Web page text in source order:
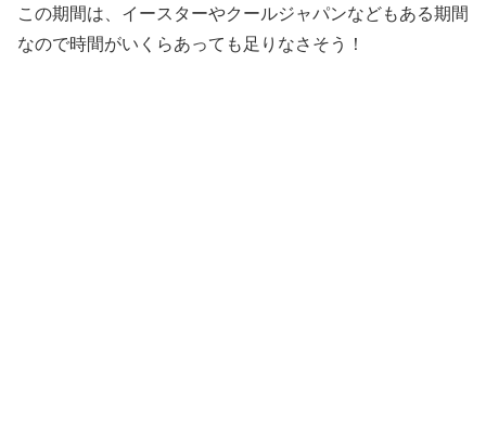
この期間は、イースターやクールジャパンなどもある期間
なので時間がいくらあっても足りなさそう！